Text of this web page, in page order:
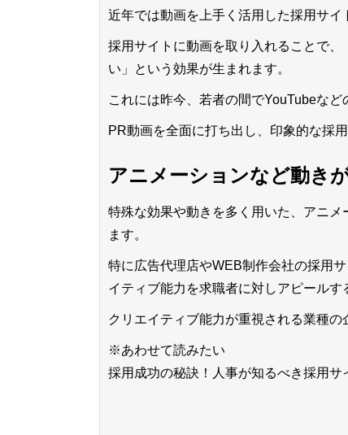
近年では動画を上手く活用した採用サイ
採用サイトに動画を取り入れることで
い」という効果が生まれます。
これには昨今、若者の間でYouTubeな
PR動画を全面に打ち出し、印象的な採
アニメーションなど動き
特殊な効果や動きを多く用いた、アニ
ます。
特に広告代理店やWEB制作会社の採用
イティブ能力を求職者に対しアピールす
クリエイティブ能力が重視される業種
※あわせて読みたい
採用成功の秘訣！人事が知るべき採用サ